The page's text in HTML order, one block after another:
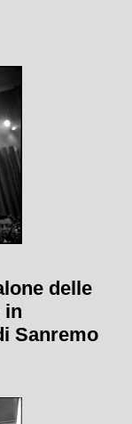
delle
in
Sanremo